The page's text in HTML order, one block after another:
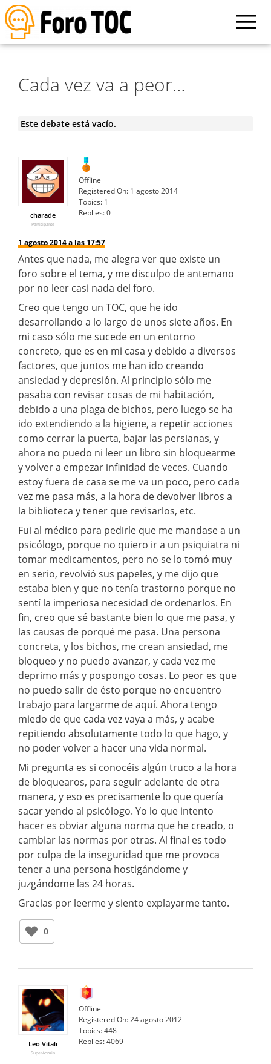
Cada vez va a peor…
Este debate está vacío.
charade
Participante
Offline
Registered On: 1 agosto 2014
Topics: 1
Replies:0
1 agosto 2014 a las 17:57
Antes que nada, me alegra ver que existe un
foro sobre el tema, y me disculpo de antemano
por no leer casi nada del foro.
Creo que tengo un TOC, que he ido
desarrollando a lo largo de unos siete años. En
mi caso sólo me sucede en un entorno
concreto, que es en mi casa y debido a diversos
factores, que juntos me han ido creando
ansiedad y depresión. Al principio sólo me
pasaba con revisar cosas de mi habitación,
debido a una plaga de bichos, pero luego se ha
ido extendiendo a la higiene, a repetir acciones
como cerrar la puerta, bajar las persianas, y
ahora no puedo ni leer un libro sin bloquearme
y volver a empezar infinidad de veces. Cuando
estoy fuera de casa se me va un poco, pero cada
vez me pasa más, a la hora de devolver libros a
la biblioteca y tener que revisarlos, etc.
Fui al médico para pedirle que me mandase a un
psicólogo, porque no quiero ir a un psiquiatra ni
tomar medicamentos, pero no se lo tomó muy
en serio, revolvió sus papeles, y me dijo que
estaba bien y que no tenía trastorno porque no
sentí la imperiosa necesidad de ordenarlos. En
fin, creo que sé bastante bien lo que me pasa, y
las causas de porqué me pasa. Una persona
concreta, y los bichos, me crean ansiedad, me
bloqueo y no puedo avanzar, y cada vez me
deprimo más y pospongo cosas. Lo peor es que
no puedo salir de ésto porque no encuentro
trabajo para largarme de aquí. Ahora tengo
miedo de que cada vez vaya a más, y acabe
repitiendo absolutamente todo lo que hago, y
no poder volver a hacer una vida normal.
Mi pregunta es si conocéis algún truco a la hora
de bloquearos, para seguir adelante de otra
manera, y eso es precisamente lo que quería
sacar yendo al psicólogo. Yo lo que intento
hacer es obviar alguna norma que he creado, o
cambiar las normas por otras. Al final es todo
por culpa de la inseguridad que me provoca
tener a una persona hostigándome y
juzgándome las 24 horas.
Gracias por leerme y siento explayarme tanto.
0
Leo Vitali
SuperAdmin
Offline
Registered On:24 agosto 2012
Topics:448
Replies:4069